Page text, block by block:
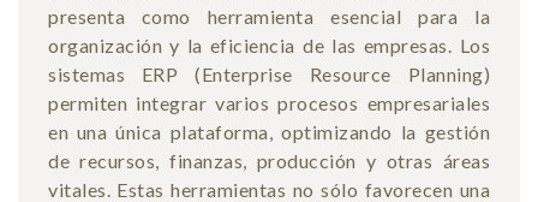
presenta como herramienta esencial para la
organización y la eficiencia de las empresas. Los
sistemas ERP (Enterprise Resource Planning)
permiten integrar varios procesos empresariales
en una única plataforma, optimizando la gestión
de recursos, finanzas, producción y otras áreas
vitales. Estas herramientas no sólo favorecen una